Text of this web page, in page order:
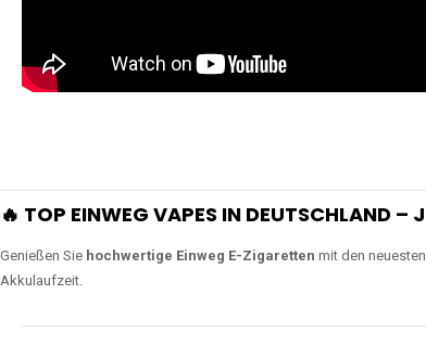
🔥 TOP EINWEG VAPES IN DEUTSCHLAND –
Genießen Sie hochwertige Einweg E-Zigaretten mit den
Akkulaufzeit.